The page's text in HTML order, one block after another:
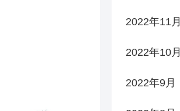
2022年11月
2022年10月
2022年9月